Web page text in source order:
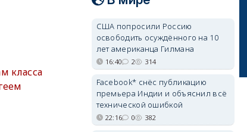
класса
США попросили Россию
освободить осуждённого на 10
лет американца Гилмана
16:40 2 314
Facebook* снёс публикацию
премьера Индии и объяснил всё
технической ошибкой
22:16 0 382